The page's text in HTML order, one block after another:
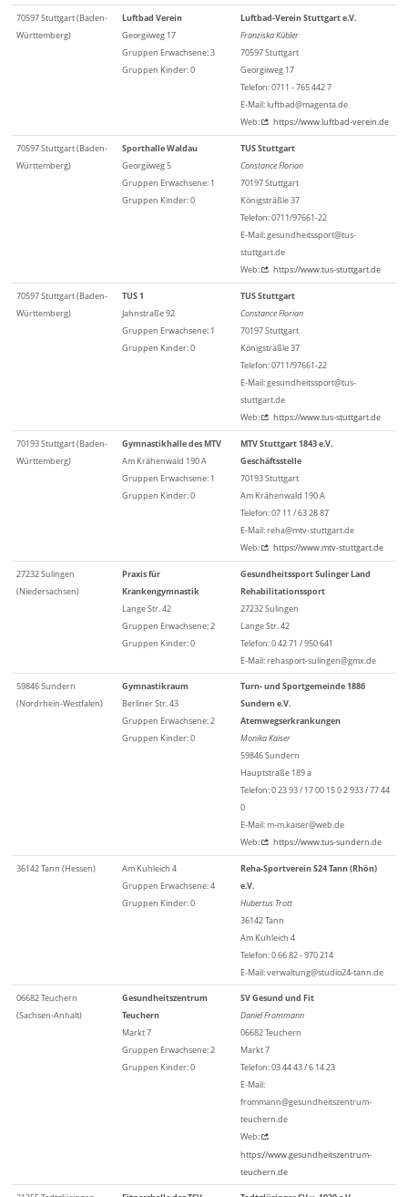
70597 Stuttgart (Baden-
Württemberg)
Luftbad Verein
Georgiiweg 17
Gruppen Erwachsene: 3
Gruppen Kinder: 0
Luftbad-Verein Stuttgart e.V.
Franziska Kübler
70597 Stuttgart
Georgiiweg 17
Telefon: 0711 - 765 442 7
E-Mail: luftbad@magenta.de
Web:
https://www.luftbad-verein.de
70597 Stuttgart (Baden-
Württemberg)
Sporthalle Waldau
Georgiiweg 5
Gruppen Erwachsene: 1
Gruppen Kinder: 0
TUS Stuttgart
Constance Florian
70197 Stuttgart
Königsträßle 37
Telefon: 0711/97661-22
E-Mail: gesundheitssport@tus-
stuttgart.de
Web:
https://www.tus-stuttgart.de
70597 Stuttgart (Baden-
Württemberg)
TUS 1
Jahnstraße 92
Gruppen Erwachsene: 1
Gruppen Kinder: 0
TUS Stuttgart
Constance Florian
70197 Stuttgart
Königsträßle 37
Telefon: 0711/97661-22
E-Mail: gesundheitssport@tus-
stuttgart.de
Web:
https://www.tus-stuttgart.de
70193 Stuttgart (Baden-
Württemberg)
Gymnastikhalle des MTV
Am Krähenwald 190 A
Gruppen Erwachsene: 1
Gruppen Kinder: 0
MTV Stuttgart 1843 e.V.
Geschäftsstelle
70193 Stuttgart
Am Krähenwald 190 A
Telefon: 07 11 / 63 28 87
E-Mail: reha@mtv-stuttgart.de
Web:
https://www.mtv-stuttgart.de
27232 Sulingen
(Niedersachsen)
Praxis für
Krankengymnastik
Lange Str. 42
Gruppen Erwachsene: 2
Gruppen Kinder: 0
Gesundheitssport Sulinger Land
Rehabilitationssport
27232 Sulingen
Lange Str. 42
Telefon: 0 42 71 / 950 641
E-Mail: rehasport-sulingen@gmx.de
59846 Sundern
(Nordrhein-Westfalen)
Gymnastikraum
Berliner Str. 43
Gruppen Erwachsene: 2
Gruppen Kinder: 0
Turn- und Sportgemeinde 1886
Sundern e.V.
Atemwegserkrankungen
Monika Kaiser
59846 Sundern
Hauptstraße 189 a
Telefon: 0 23 93 / 17 00 15 0 2 933 / 77 44
0
E-Mail: m-m.kaiser@web.de
Web:
https://www.tus-sundern.de
36142 Tann (Hessen)
Am Kuhleich 4
Gruppen Erwachsene: 4
Gruppen Kinder: 0
Reha-Sportverein S24 Tann (Rhön)
e.V.
Hubertus Trott
36142 Tann
Am Kuhleich 4
Telefon: 0 66 82 - 970 214
E-Mail: verwaltung@studio24-tann.de
06682 Teuchern
(Sachsen-Anhalt)
Gesundheitszentrum
Teuchern
Markt 7
Gruppen Erwachsene: 2
Gruppen Kinder: 0
SV Gesund und Fit
Daniel Frommann
06682 Teuchern
Markt 7
Telefon: 03 44 43 / 6 14 23
E-Mail:
frommann@gesundheitszentrum-
teuchern.de
Web:
https://www.gesundheitszentrum-
teuchern.de